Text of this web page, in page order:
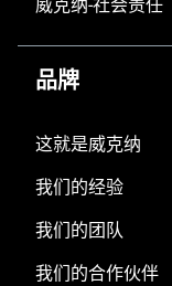
威克纳-社会责任
品牌
这就是威克纳
我们的经验
我们的团队
我们的合作伙伴